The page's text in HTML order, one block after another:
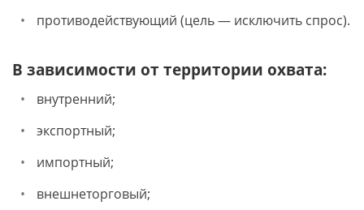
противодействующий (цель — исключить спрос).
В зависимости от территории охвата:
внутренний;
экспортный;
импортный;
внешнеторговый;